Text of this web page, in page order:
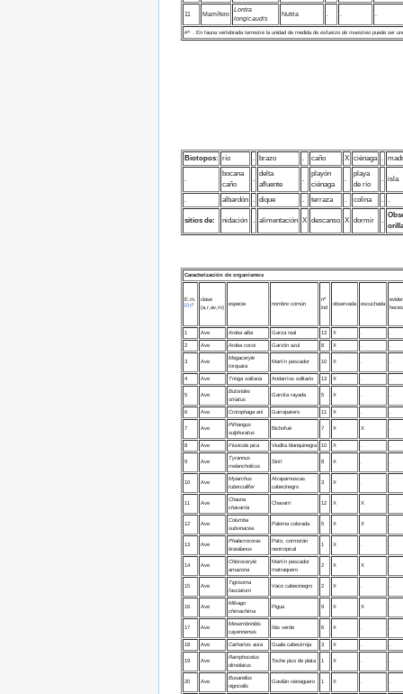
11 Mamífero
Lontra
longicaudis
Nutria
#^ . En fauna vertebrada terrestre la unidad de medida de esfuerzo de muestreo puede ser
Biotopos: río . brazo . caño X ciénaga .
.
bocana
caño
.
delta
afluente
.
playón
ciénaga
.
playa
de río
. isla
. albardón . dique . terraza . colina . .
sitios de: nidación . alimentación X descanso X dormir .
Caracterización de organismos
E.m.
[2]
clase
(a,r,av,m)
especie nombre común
nº
ind
observada escuchada
1 Ave Ardea alba Garza real 13 X . .
2 Ave Ardea cocoi Garzón azul 8 X . .
3 Ave
Megaceryle
torquata
Martín pescador 10 X . .
4 Ave Tringa solitaria Andarríos solitario 13 X . .
5 Ave
Butorides
striatus
Garcita rayada 5 X . .
6 Ave Crotophaga ani Garrapatero 11 X . .
7 Ave
Pithangus
sulphuratus
Bichofué 7 X X .
8 Ave Fluvicola pica Viudita blanquinegra 10 X . .
9 Ave
Tyrannus
melancholicus
Sirirí 8 X . .
10 Ave
Myiarchus
tubercullifer
Atrapamoscas
cabecinegro
3 X . .
11 Ave
Chauna
chavarria
Chavarrí 12 X X .
12 Ave
Columba
subvinacea
Paloma colorada 5 X X .
13 Ave
Phalacrocorax
brasilianus
Pato, cormorán
neotropical
1 X . .
14 Ave
Chloroceryle
amazona
Martín pescador
matraquero
2 X X .
15 Ave
Tigrisoma
fasciatum
Vaco cabecinegro 2 X . .
16 Ave
Milvago
chimachima
Pigua 9 X X .
17 Ave
Mesembrinibis
cayennensis
Ibis verde 6 X . .
18 Ave Cathartes aura Guala cabecirroja 3 X . .
19 Ave
Ramphocelus
dimidiatus
Toche pico de plata 1 X . .
20 Ave
Busarellus
nigricollis
Gavilán cienaguero 1 X . .